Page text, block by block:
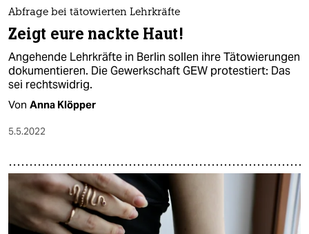
Abfrage bei tätowierten Lehrkräfte
Zeigt eure nackte Haut!
Angehende Lehrkräfte in Berlin sollen ihre Tätowierungen
dokumentieren. Die Gewerkschaft GEW protestiert: Das
sei rechtswidrig.
Von Anna Klöpper
5.5.2022